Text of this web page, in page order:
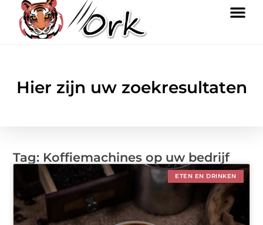
Hier zijn uw zoekresultaten
Tag: Koffiemachines op uw bedrijf
ETEN EN DRINKEN